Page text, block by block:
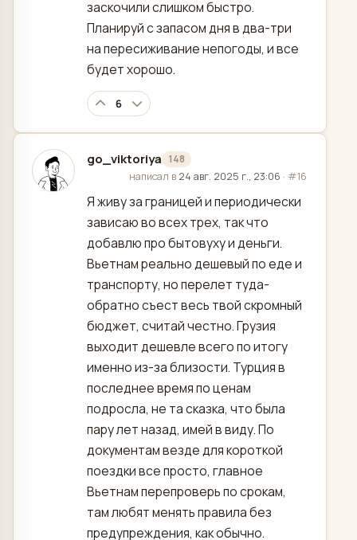
заскочили слишком быстро.
Планируй с запасом дня в два-три
на пересиживание непогоды, и все
будет хорошо.
6
go_viktoriya 148
отредактировано
написал в 24 авг. 2025 г., 23:06 · #16
Я живу за границей и периодически
зависаю во всех трех, так что
добавлю про бытовуху и деньги.
Вьетнам реально дешевый по еде и
транспорту, но перелет туда-
обратно съест весь твой скромный
бюджет, считай честно. Грузия
выходит дешевле всего по итогу
именно из-за близости. Турция в
последнее время по ценам
подросла, не та сказка, что была
пару лет назад, имей в виду. По
документам везде для короткой
поездки все просто, главное
Вьетнам перепроверь по срокам,
там любят менять правила без
предупреждения, как обычно.